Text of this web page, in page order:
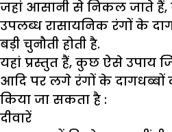
जहां आसानी से निकल जाते
उपलब्ध रासायनिक रंगों के
बड़ी चुनौती होती है.
यहां प्रस्तुत हैं, कुछ ऐसे उपाय
आदि पर लगे रंगों के
किया जा सकता है :
दीवारें